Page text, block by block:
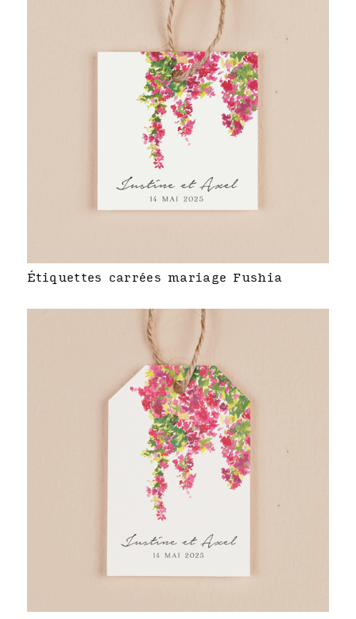
Étiquettes carrées mariage Fushia